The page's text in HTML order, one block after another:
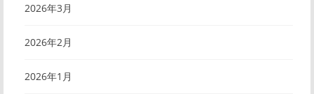
2026年3月
2026年2月
2026年1月